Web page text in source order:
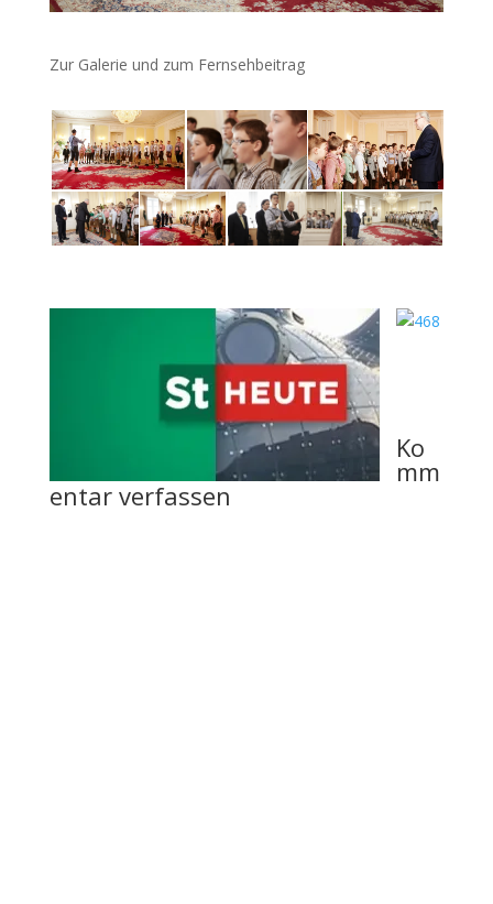
Zur Galerie und zum Fernsehbeitrag
Ko
mm
entar verfassen